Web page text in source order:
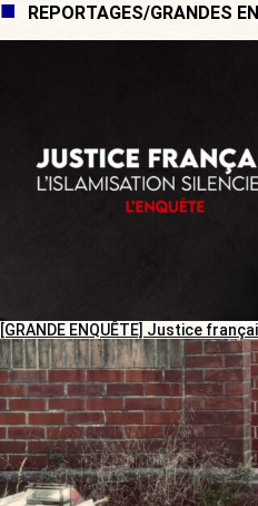
REPORTAGES/GRANDES
[GRANDE ENQUÊTE] Justice